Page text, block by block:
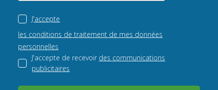
J'accepte
les conditions de traitement de mes données
personnelles
J'accepte de recevoir des communications
publicitaires